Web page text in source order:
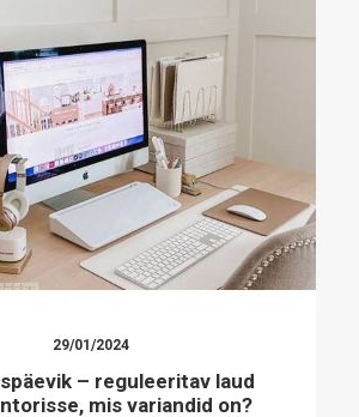
27/12/2023
– pistikupesade ja lülitite
ning valimine